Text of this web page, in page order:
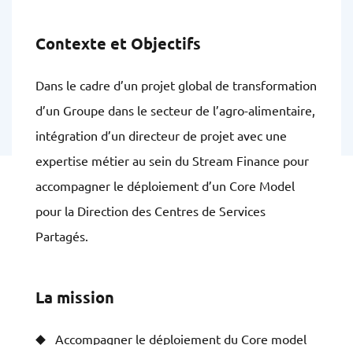
Contexte et Objectifs
Dans le cadre d’un projet global de transformation
d’un Groupe dans le secteur de l’agro-alimentaire,
intégration d’un directeur de projet avec une
expertise métier au sein du Stream Finance pour
accompagner le déploiement d’un Core Model
pour la Direction des Centres de Services
Partagés.
La mission
Accompagner le déploiement du Core model